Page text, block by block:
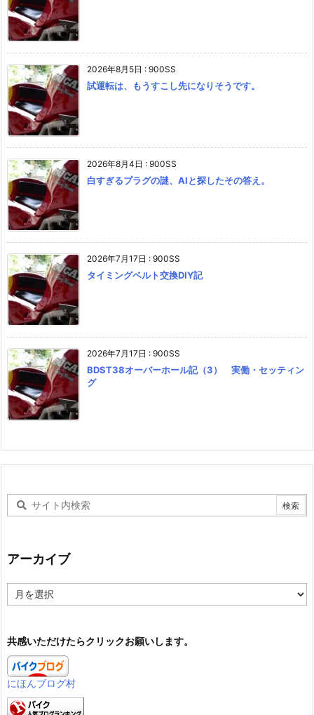
2026年8月5日 : 900SS
試運転は、もうすこし先になりそうです。
2026年8月4日 : 900SS
白すぎるプラグの謎、AIと探したその答え。
2026年7月17日 : 900SS
タイミングベルト交換DIY記
2026年7月17日 : 900SS
BDST38オーバーホール記（3） 実働・セッティン
グ
アーカイブ
ー
ブ
共感いただけたらクリックお願いします。
にほんブログ村